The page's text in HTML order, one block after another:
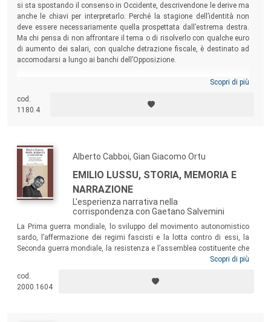
si sta spostando il consenso in Occidente, descrivendone le derive ma
anche le chiavi per interpretarlo. Perché la stagione dell’identità non
deve essere necessariamente quella prospettata dall’estrema destra.
Ma chi pensa di non affrontare il tema o di risolverlo con qualche euro
di aumento dei salari, con qualche detrazione fiscale, è destinato ad
accomodarsi a lungo ai banchi dell’Opposizione.
Scopri di più
cod.
1180.4
Alberto Cabboi, Gian Giacomo Ortu
EMILIO LUSSU, STORIA, MEMORIA E
NARRAZIONE
L'esperienza narrativa nella
corrispondenza con Gaetano Salvemini
La Prima guerra mondiale, lo sviluppo del movimento autonomistico
sardo, l’affermazione dei regimi fascisti e la lotta contro di essi, la
Seconda guerra mondiale, la resistenza e l’assemblea costituente che
dava vita alla Repubblica italiana: di questi eventi Emilio Lussu non è
protagonista. I suoi scritti sono quindi al contempo racconto storico e
testimonianza di vita vissuta, come intuì Gaetano Salvemini,
Scopri di più
cod.
2000.1604